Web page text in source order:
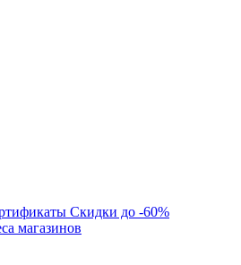
Скидки до -60%
магазинов